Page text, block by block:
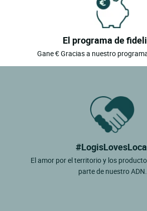
El programa de
Gane € Gracias a nuestro
El amor por el territorio y los
parte de nuestro ADN.